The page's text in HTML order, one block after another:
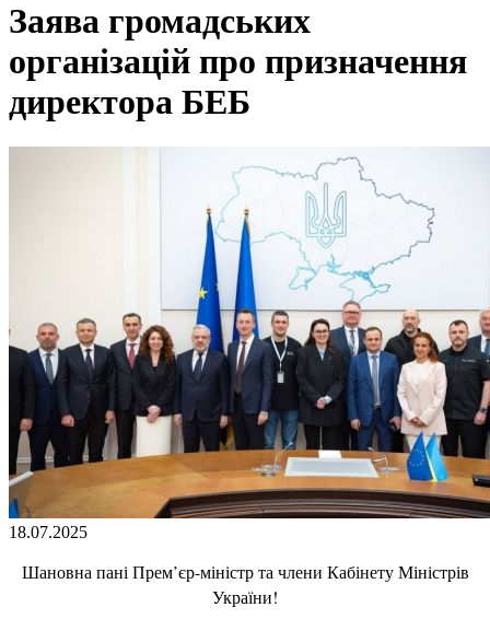
Заява громадських
організацій про призначення
директора БЕБ
18.07.2025
Шановна пані Прем’єр-міністр та члени Кабінету Міністрів
України!